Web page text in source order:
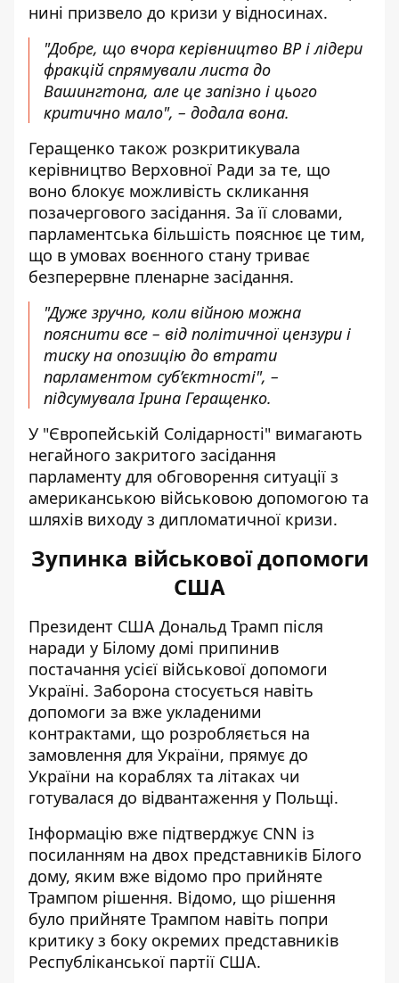
нині призвело до кризи у відносинах.
"Добре, що вчора керівництво ВР і лідери
фракцій спрямували листа до
Вашингтона, але це запізно і цього
критично мало", – додала вона.
Геращенко також розкритикувала
керівництво Верховної Ради за те, що
воно блокує можливість скликання
позачергового засідання. За її словами,
парламентська більшість пояснює це тим,
що в умовах воєнного стану триває
безперервне пленарне засідання.
"Дуже зручно, коли війною можна
пояснити все – від політичної цензури і
тиску на опозицію до втрати
парламентом суб’єктності", –
підсумувала Ірина Геращенко.
У "Європейській Солідарності" вимагають
негайного закритого засідання
парламенту для обговорення ситуації з
американською військовою допомогою та
шляхів виходу з дипломатичної кризи.
Зупинка військової допомоги
США
Президент США Дональд Трамп після
наради у Білому домі припинив
постачання усієї військової допомоги
Україні. Заборона стосується навіть
допомоги за вже укладеними
контрактами, що розробляється на
замовлення для України, прямує до
України на кораблях та літаках чи
готувалася до відвантаження у Польщі.
Інформацію вже підтверджує CNN із
посиланням на двох представників Білого
дому, яким вже відомо про прийняте
Трампом рішення. Відомо, що рішення
було прийняте Трампом навіть попри
критику з боку окремих представників
Республіканської партії США.